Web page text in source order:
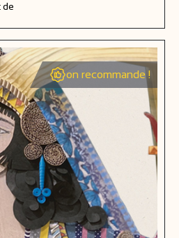
de
on recommande !